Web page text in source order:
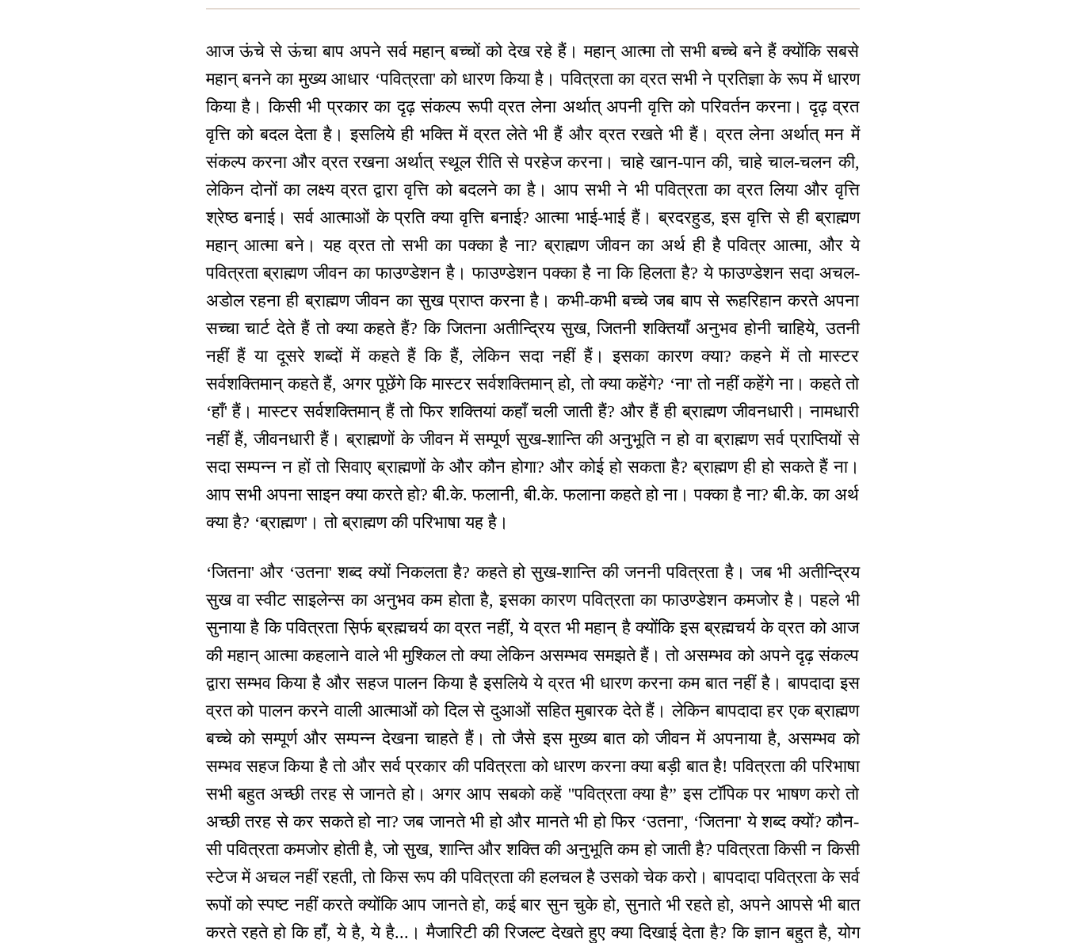
आज ऊंचे से ऊंचा बाप अपने सर्व महान् बच्चों को देख रहे हैं। महान् आत्मा तो सभी बच्चे बने हैं क्योंकि सबसे
महान् बनने का मुख्य आधार ‘पवित्रता' को धारण किया है। पवित्रता का व्रत सभी ने प्रतिज्ञा के रूप में धारण
किया है। किसी भी प्रकार का दृढ़ संकल्प रूपी व्रत लेना अर्थात् अपनी वृत्ति को परिवर्तन करना। दृढ़ व्रत
वृत्ति को बदल देता है। इसलिये ही भक्ति में व्रत लेते भी हैं और व्रत रखते भी हैं। व्रत लेना अर्थात् मन में
संकल्प करना और व्रत रखना अर्थात् स्थूल रीति से परहेज करना। चाहे खान-पान की, चाहे चाल-चलन की,
लेकिन दोनों का लक्ष्य व्रत द्वारा वृत्ति को बदलने का है। आप सभी ने भी पवित्रता का व्रत लिया और वृत्ति
श्रेष्ठ बनाई। सर्व आत्माओं के प्रति क्या वृत्ति बनाई? आत्मा भाई-भाई हैं। ब्रदरहुड, इस वृत्ति से ही ब्राह्मण
महान् आत्मा बने। यह व्रत तो सभी का पक्का है ना? ब्राह्मण जीवन का अर्थ ही है पवित्र आत्मा, और ये
पवित्रता ब्राह्मण जीवन का फाउण्डेशन है। फाउण्डेशन पक्का है ना कि हिलता है? ये फाउण्डेशन सदा अचल-
अडोल रहना ही ब्राह्मण जीवन का सुख प्राप्त करना है। कभी-कभी बच्चे जब बाप से रूहरिहान करते अपना
सच्चा चार्ट देते हैं तो क्या कहते हैं? कि जितना अतीन्द्रिय सुख, जितनी शक्तियाँ अनुभव होनी चाहिये, उतनी
नहीं हैं या दूसरे शब्दों में कहते हैं कि हैं, लेकिन सदा नहीं हैं। इसका कारण क्या? कहने में तो मास्टर
सर्वशक्तिमान् कहते हैं, अगर पूछेंगे कि मास्टर सर्वशक्तिमान् हो, तो क्या कहेंगे? ‘ना' तो नहीं कहेंगे ना। कहते तो
‘हाँ' हैं। मास्टर सर्वशक्तिमान् हैं तो फिर शक्तियां कहाँ चली जाती हैं? और हैं ही ब्राह्मण जीवनधारी। नामधारी
नहीं हैं, जीवनधारी हैं। ब्राह्मणों के जीवन में सम्पूर्ण सुख-शान्ति की अनुभूति न हो वा ब्राह्मण सर्व प्राप्तियों से
सदा सम्पन्न न हों तो सिवाए ब्राह्मणों के और कौन होगा? और कोई हो सकता है? ब्राह्मण ही हो सकते हैं ना।
आप सभी अपना साइन क्या करते हो? बी.के. फलानी, बी.के. फलाना कहते हो ना। पक्का है ना? बी.के. का अर्थ
क्या है? ‘ब्राह्मण'। तो ब्राह्मण की परिभाषा यह है।
‘जितना' और ‘उतना' शब्द क्यों निकलता है? कहते हो सुख-शान्ति की जननी पवित्रता है। जब भी अतीन्द्रिय
सुख वा स्वीट साइलेन्स का अनुभव कम होता है, इसका कारण पवित्रता का फाउण्डेशन कमजोर है। पहले भी
सुनाया है कि पवित्रता स़िर्फ ब्रह्मचर्य का व्रत नहीं, ये व्रत भी महान् है क्योंकि इस ब्रह्मचर्य के व्रत को आज
की महान् आत्मा कहलाने वाले भी मुश्किल तो क्या लेकिन असम्भव समझते हैं। तो असम्भव को अपने दृढ़ संकल्प
द्वारा सम्भव किया है और सहज पालन किया है इसलिये ये व्रत भी धारण करना कम बात नहीं है। बापदादा इस
व्रत को पालन करने वाली आत्माओं को दिल से दुआओं सहित मुबारक देते हैं। लेकिन बापदादा हर एक ब्राह्मण
बच्चे को सम्पूर्ण और सम्पन्न देखना चाहते हैं। तो जैसे इस मुख्य बात को जीवन में अपनाया है, असम्भव को
सम्भव सहज किया है तो और सर्व प्रकार की पवित्रता को धारण करना क्या बड़ी बात है! पवित्रता की परिभाषा
सभी बहुत अच्छी तरह से जानते हो। अगर आप सबको कहें ''पवित्रता क्या है” इस टॉपिक पर भाषण करो तो
अच्छी तरह से कर सकते हो ना? जब जानते भी हो और मानते भी हो फिर ‘उतना', ‘जितना' ये शब्द क्यों? कौन-
सी पवित्रता कमजोर होती है, जो सुख, शान्ति और शक्ति की अनुभूति कम हो जाती है? पवित्रता किसी न किसी
स्टेज में अचल नहीं रहती, तो किस रूप की पवित्रता की हलचल है उसको चेक करो। बापदादा पवित्रता के सर्व
रूपों को स्पष्ट नहीं करते क्योंकि आप जानते हो, कई बार सुन चुके हो, सुनाते भी रहते हो, अपने आपसे भी बात
करते रहते हो कि हाँ, ये है, ये है...। मैजारिटी की रिजल्ट देखते हुए क्या दिखाई देता है? कि ज्ञान बहुत है, योग